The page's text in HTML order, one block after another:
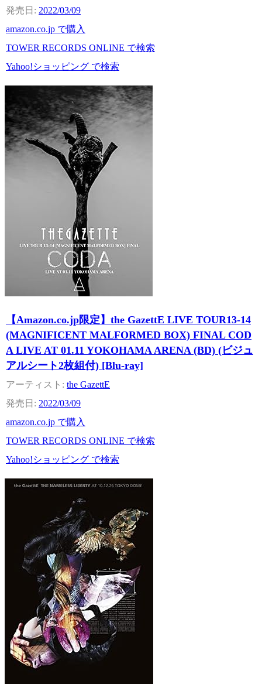
2022/03/09
amazon.co.jp で購入
TOWER RECORDS ONLINE で検索
Yahoo!ショッピング で検索
【Amazon.co.jp限定】the GazettE LIVE TOUR13-14
(MAGNIFICENT MALFORMED BOX) FINAL COD
A LIVE AT 01.11 YOKOHAMA ARENA (BD) (ビジュ
アルシート2枚組付) [Blu-ray]
the GazettE
2022/03/09
amazon.co.jp で購入
TOWER RECORDS ONLINE で検索
Yahoo!ショッピング で検索